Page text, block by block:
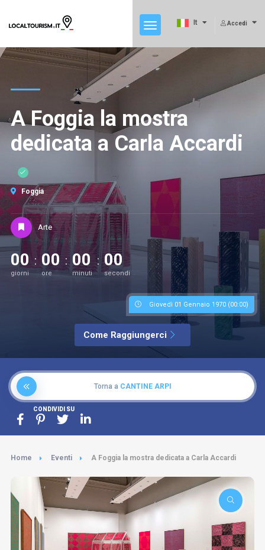
Accedi
It
A Foggia la mostra
dedicata a Carla Accardi
Foggia
Arte
00
giorni
00
ore
00
minuti
00
secondi
Giovedì 01 Gennaio 1970 (00:00)
Come Raggiungerci
Torna a CANTINE ARPI
CONDIVIDI SU
Home Eventi A Foggia la mostra dedicata a Carla Accardi